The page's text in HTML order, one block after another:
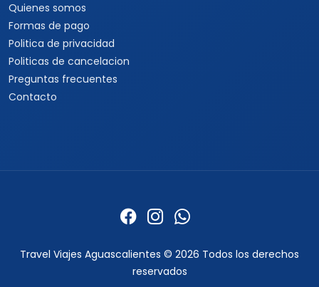
Quienes somos
Formas de pago
Politica de privacidad
Politicas de cancelacion
Preguntas frecuentes
Contacto
Travel Viajes Aguascalientes © 2026 Todos los derechos
reservados